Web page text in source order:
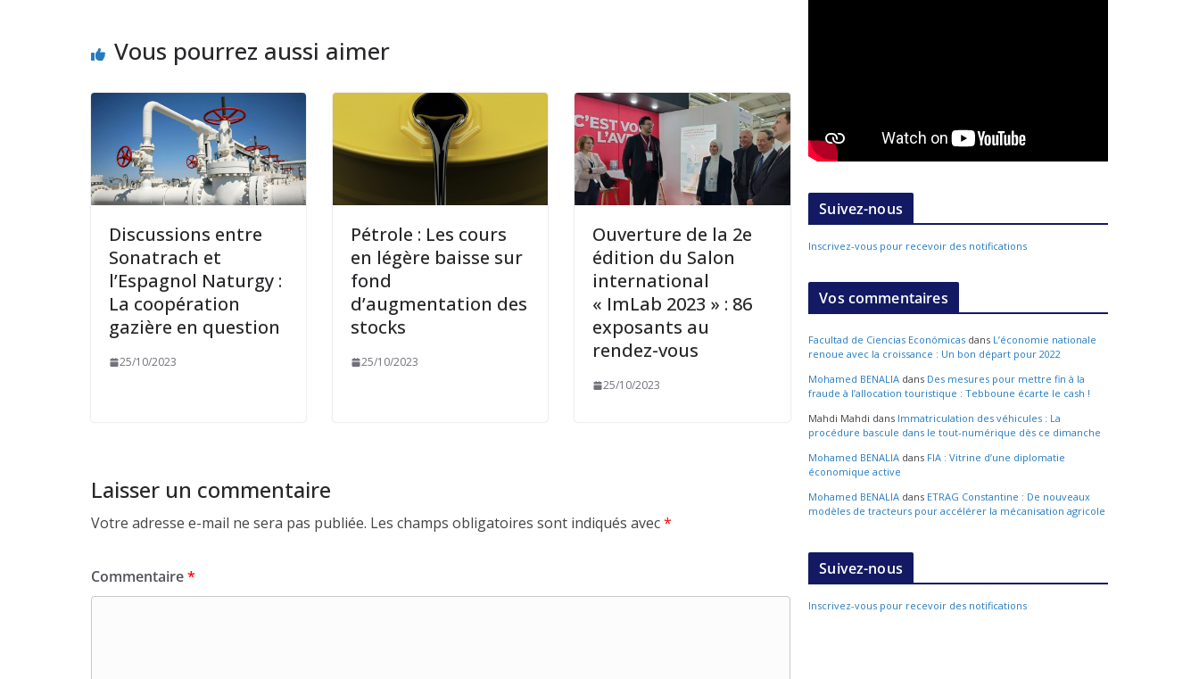
Vous pourrez aussi aimer
Discussions entre
Sonatrach et
l’Espagnol Naturgy :
La coopération
gazière en question
25/10/2023
Pétrole : Les cours
en légère baisse sur
fond
d’augmentation des
stocks
25/10/2023
Ouverture de la 2e
édition du Salon
international
« ImLab 2023 » : 86
exposants au
rendez-vous
25/10/2023
Laisser un commentaire
Votre adresse e-mail ne sera pas publiée. Les champs obligatoires sont indiqués avec*
Commentaire*
Suivez-nous
Inscrivez-vous pour recevoir des notifications
Vos commentaires
Facultad de Ciencias Económicas dans L’économie nationale
renoue avec la croissance : Un bon départ pour 2022
Mohamed BENALIA dans Des mesures pour mettre fin à la
fraude à l’allocation touristique : Tebboune écarte le cash !
Mahdi Mahdi dans Immatriculation des véhicules : La
procédure bascule dans le tout-numérique dès ce dimanche
Mohamed BENALIA dans FIA : Vitrine d’une diplomatie
économique active
Mohamed BENALIA dans ETRAG Constantine : De nouveaux
modèles de tracteurs pour accélérer la mécanisation agricole
Suivez-nous
Inscrivez-vous pour recevoir des notifications